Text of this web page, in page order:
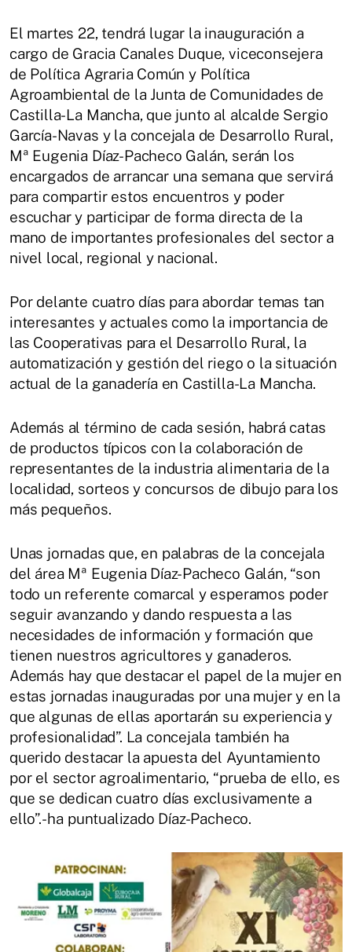
El martes 22, tendrá lugar la inauguración a
cargo de Gracia Canales Duque, viceconsejera
de Política Agraria Común y Política
Agroambiental de la Junta de Comunidades de
Castilla-La Mancha, que junto al alcalde Sergio
García-Navas y la concejala de Desarrollo Rural,
Mª Eugenia Díaz-Pacheco Galán, serán los
encargados de arrancar una semana que servirá
para compartir estos encuentros y poder
escuchar y participar de forma directa de la
mano de importantes profesionales del sector a
nivel local, regional y nacional.
Por delante cuatro días para abordar temas tan
interesantes y actuales como la importancia de
las Cooperativas para el Desarrollo Rural, la
automatización y gestión del riego o la situación
actual de la ganadería en Castilla-La Mancha.
Además al término de cada sesión, habrá catas
de productos típicos con la colaboración de
representantes de la industria alimentaria de la
localidad, sorteos y concursos de dibujo para los
más pequeños.
Unas jornadas que, en palabras de la concejala
del área Mª Eugenia Díaz-Pacheco Galán, “son
todo un referente comarcal y esperamos poder
seguir avanzando y dando respuesta a las
necesidades de información y formación que
tienen nuestros agricultores y ganaderos.
Además hay que destacar el papel de la mujer en
estas jornadas inauguradas por una mujer y en la
que algunas de ellas aportarán su experiencia y
profesionalidad”. La concejala también ha
querido destacar la apuesta del Ayuntamiento
por el sector agroalimentario, “prueba de ello, es
que se dedican cuatro días exclusivamente a
ello”.- ha puntualizado Díaz-Pacheco.